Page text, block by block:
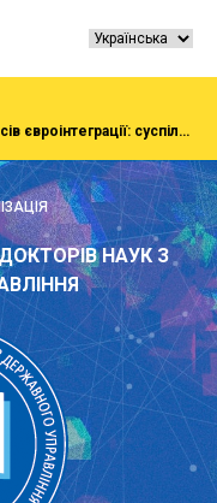
Конференція «Інституціоналізація процесів євроінтеграції: суспільство, економіка, адміністрування»
НАУК З